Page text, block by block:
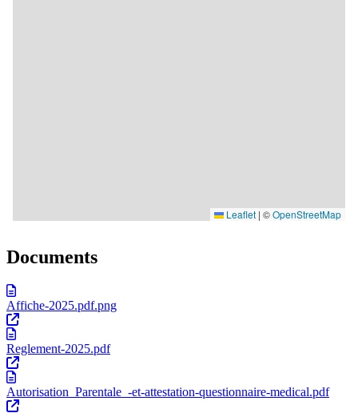
Documents
Affiche-2025.pdf.png
Reglement-2025.pdf
Autorisation_Parentale_-et-attestation-questionnaire-medical.pdf